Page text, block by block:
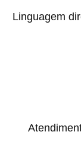
Linguagem